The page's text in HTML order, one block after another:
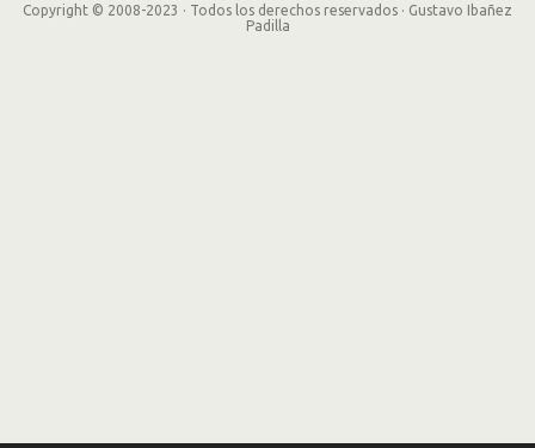
Copyright © 2008-2023 · Todos los derechos reservados · Gustavo Ibañez
Padilla